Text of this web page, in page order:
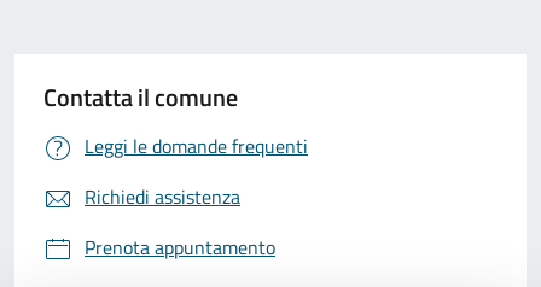
Contatta il comune
Leggi le domande frequenti
Richiedi assistenza
Prenota appuntamento